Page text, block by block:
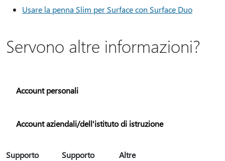
Usare la penna Slim per Surface con Surface Duo
Servono altre informazioni?
Account personali
Account aziendali/dell'istituto di istruzione
Supporto
Supporto
Altre